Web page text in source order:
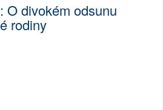
O divokém odsunu
rodiny